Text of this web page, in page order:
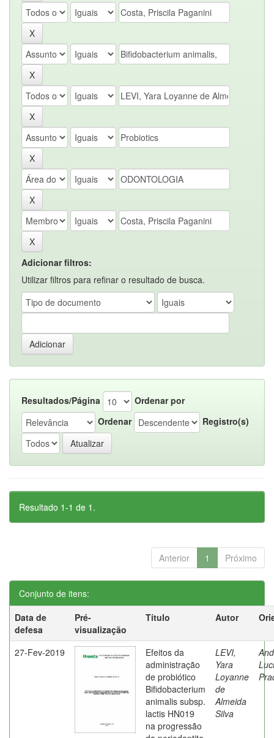
Adicionar filtros:
Utilizar filtros para refinar o resultado de busca.
Resultados/Página
Ordenar por
Ordenar
Registro(s)
Resultado 1-1 de 1.
Anterior 1 Próximo
Conjunto de itens:
Data de
defesa
Pré-
visualização
Título Autor
27-Fev-2019
Efeitos da
administração
de probiótico
Bifidobacterium
animalis subsp.
lactis HN019
na progressão
LEVI,
Yara
Loyanne
de
Almeida
Silva